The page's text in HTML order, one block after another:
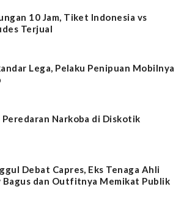
10 Jam, Tiket Indonesia vs
Terjual
Lega, Pelaku Penipuan Mobilnya
Peredaran Narkoba di Diskotik
Debat Capres, Eks Tenaga Ahli
Bagus dan Outfitnya Memikat Publik